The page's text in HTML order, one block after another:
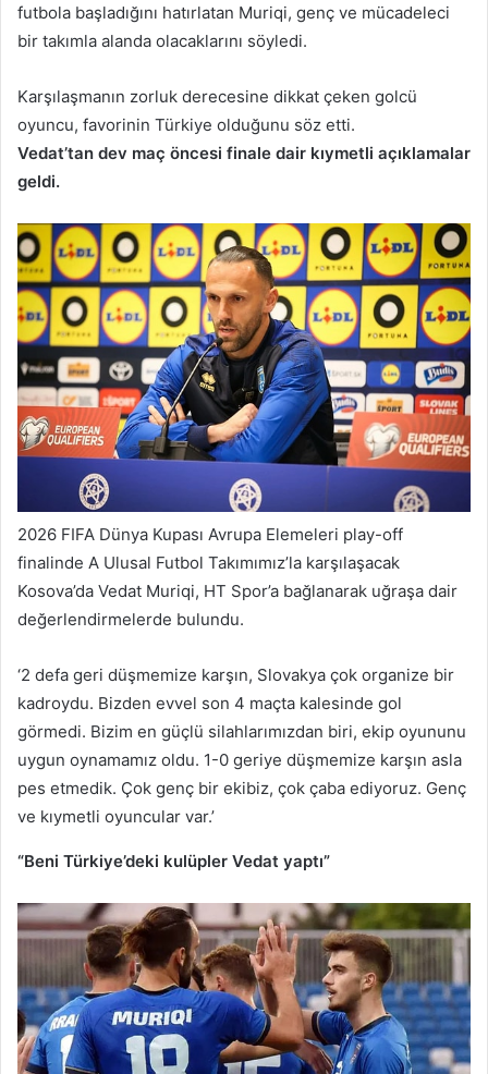
futbola başladığını hatırlatan Muriqi, genç ve mücadeleci
bir takımla alanda olacaklarını söyledi.
Karşılaşmanın zorluk derecesine dikkat çeken golcü
oyuncu, favorinin Türkiye olduğunu söz etti.
Vedat’tan dev maç öncesi finale dair kıymetli açıklamalar
geldi.
2026 FIFA Dünya Kupası Avrupa Elemeleri play-off
finalinde A Ulusal Futbol Takımımız’la karşılaşacak
Kosova’da Vedat Muriqi, HT Spor’a bağlanarak uğraşa dair
değerlendirmelerde bulundu.
‘2 defa geri düşmemize karşın, Slovakya çok organize bir
kadroydu. Bizden evvel son 4 maçta kalesinde gol
görmedi. Bizim en güçlü silahlarımızdan biri, ekip oyununu
uygun oynamamız oldu. 1-0 geriye düşmemize karşın asla
pes etmedik. Çok genç bir ekibiz, çok çaba ediyoruz. Genç
ve kıymetli oyuncular var.’
“Beni Türkiye’deki kulüpler Vedat yaptı”